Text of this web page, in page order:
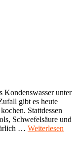
Kondenswasser unter
gibt es heute
Stattdessen
Schwefelsäure und
… Weiterlesen